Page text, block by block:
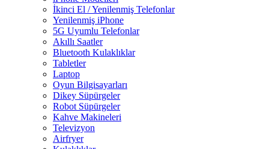
İkinci El / Yenilenmiş Telefonlar
Yenilenmiş iPhone
5G Uyumlu Telefonlar
Akıllı Saatler
Bluetooth Kulaklıklar
Tabletler
Laptop
Oyun Bilgisayarları
Dikey Süpürgeler
Robot Süpürgeler
Kahve Makineleri
Televizyon
Airfryer